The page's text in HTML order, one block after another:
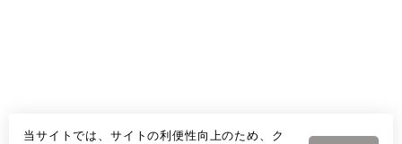
当サイトでは、サイトの利便性向上のため、ク